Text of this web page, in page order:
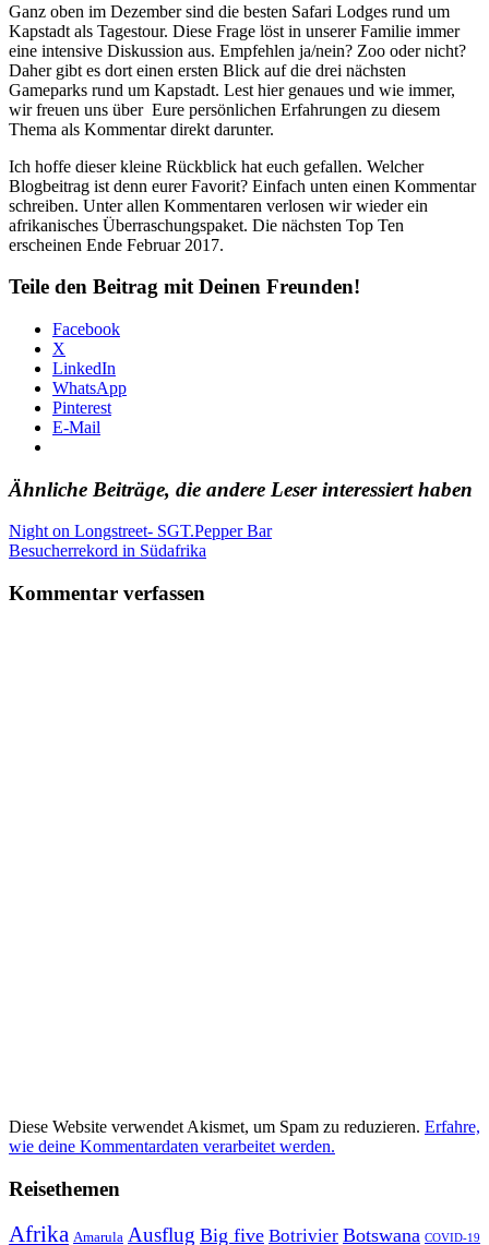
Ganz oben im Dezember sind die besten Safari Lodges rund um
Kapstadt als Tagestour. Diese Frage löst in unserer Familie immer
eine intensive Diskussion aus. Empfehlen ja/nein? Zoo oder nicht?
Daher gibt es dort einen ersten Blick auf die drei nächsten
Gameparks rund um Kapstadt. Lest hier genaues und wie immer,
wir freuen uns über Eure persönlichen Erfahrungen zu diesem
Thema als Kommentar direkt darunter.
Ich hoffe dieser kleine Rückblick hat euch gefallen. Welcher
Blogbeitrag ist denn eurer Favorit? Einfach unten einen Kommentar
schreiben. Unter allen Kommentaren verlosen wir wieder ein
afrikanisches Überraschungspaket. Die nächsten Top Ten
erscheinen Ende Februar 2017.
Teile den Beitrag mit Deinen Freunden!
Facebook
X
LinkedIn
WhatsApp
Pinterest
E-Mail
Ähnliche Beiträge, die andere Leser interessiert haben
Beitragsnavigation
Vorheriger
Beitrag:
Night on Longstreet- SGT.Pepper Bar
Nächster
Besucherrekord in Südafrika
Kommentar verfassen
Diese Website verwendet Akismet, um Spam zu reduzieren. Erfahre,
wie deine Kommentardaten verarbeitet werden.
Reisethemen
Afrika Amarula Ausflug Big five Botrivier Botswana COVID-19